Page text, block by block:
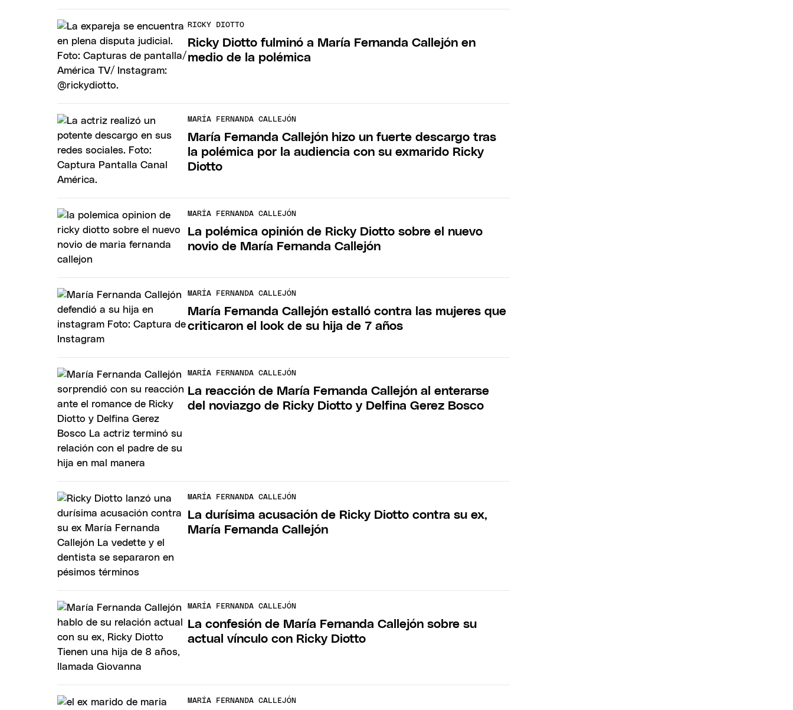
RICKY DIOTTO
Ricky Diotto fulminó a María Fernanda Callejón en
medio de la polémica
MARÍA FERNANDA CALLEJÓN
María Fernanda Callejón hizo un fuerte descargo tras
la polémica por la audiencia con su exmarido Ricky
Diotto
MARÍA FERNANDA CALLEJÓN
La polémica opinión de Ricky Diotto sobre el nuevo
novio de María Fernanda Callejón
MARÍA FERNANDA CALLEJÓN
María Fernanda Callejón estalló contra las mujeres que
criticaron el look de su hija de 7 años
MARÍA FERNANDA CALLEJÓN
La reacción de María Fernanda Callejón al enterarse
del noviazgo de Ricky Diotto y Delfina Gerez Bosco
MARÍA FERNANDA CALLEJÓN
La durísima acusación de Ricky Diotto contra su ex,
María Fernanda Callejón
MARÍA FERNANDA CALLEJÓN
La confesión de María Fernanda Callejón sobre su
actual vínculo con Ricky Diotto
MARÍA FERNANDA CALLEJÓN